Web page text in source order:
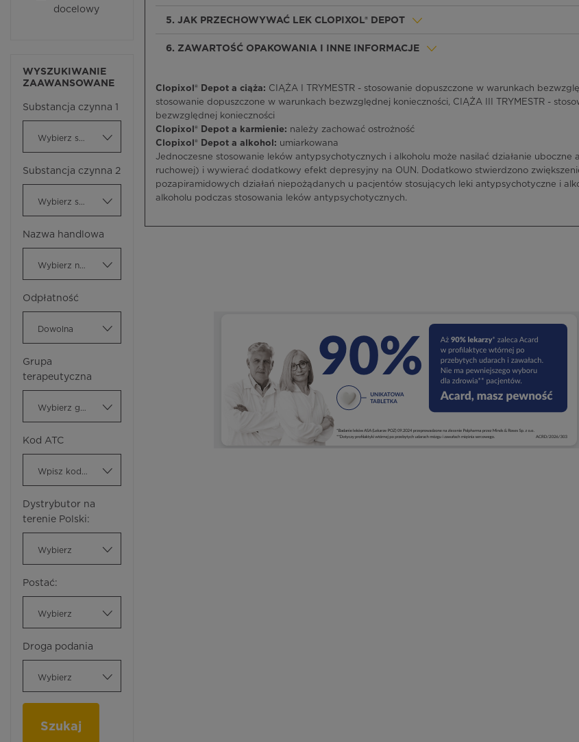
docelowy
WYSZUKIWANIE
ZAAWANSOWANE
Substancja czynna 1
Substancja czynna 2
Nazwa handlowa
Odpłatność
Dowolna
Grupa
terapeutyczna
Kod ATC
Dystrybutor na
terenie Polski:
Wybierz
Postać:
Wybierz
Droga podania
Wybierz
Szukaj
5. JAK PRZECHOWYWAĆ LEK CLOPIXOL® DEPOT
6. ZAWARTOŚĆ OPAKOWANIA I INNE INFORMACJE
Clopixol® Depot a ciąża: CIĄŻA I TRYMESTR - stosowanie dopuszczone w warunkach
stosowanie dopuszczone w warunkach bezwzględnej konieczności, CIĄŻA III TRYMESTR -
bezwzględnej konieczności
Clopixol® Depot a karmienie: należy zachować ostrożność
Clopixol® Depot a alkohol: umiarkowana
Jednoczesne stosowanie leków antypsychotycznych i alkoholu może nasilać działanie uboczne
ruchowej) i wywierać dodatkowy efekt depresyjny na OUN. Dodatkowo stwierdzono
pozapiramidowych działań niepożądanych u pacjentów stosujących leki antypsychotyczne i
alkoholu podczas stosowania leków antypsychotycznych.